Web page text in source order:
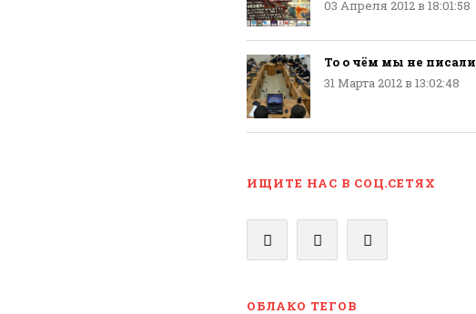
03 Апреля 2012 в 18:01:58
То о чём мы не писали
31 Марта 2012 в 13:02:48
ИЩИТЕ НАС В СОЦ.СЕТЯХ
ОБЛАКО ТЕГОВ